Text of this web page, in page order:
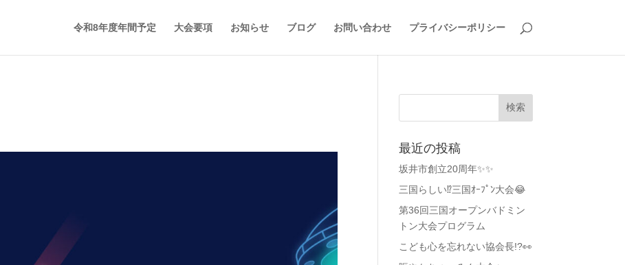
令和8年度年間予定 大会要項 お知らせ ブログ お問い合わせ プライバシーポリシー
最近の投稿
坂井市創立20周年✨✨
三国らしい⁉️三国ｵｰﾌﾟﾝ大会😂
第36回三国オープンバドミン
トン大会プログラム
こども心を忘れない協会長!?👀